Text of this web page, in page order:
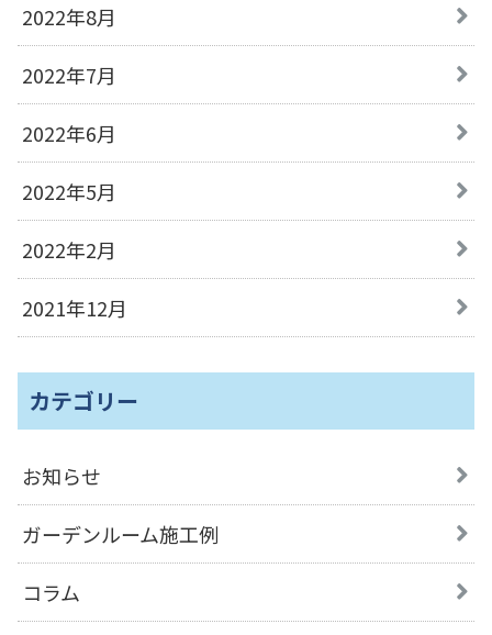
2022年8月
2022年7月
2022年6月
2022年5月
2022年2月
2021年12月
カテゴリー
お知らせ
ガーデンルーム施工例
コラム